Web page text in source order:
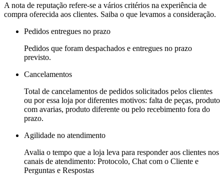
A nota de reputação refere-se a vários critérios na experiência de
compra oferecida aos clientes. Saiba o que levamos a consideração.
Pedidos entregues no prazo
Pedidos que foram despachados e entregues no prazo
previsto.
Cancelamentos
Total de cancelamentos de pedidos solicitados pelos clientes
ou por essa loja por diferentes motivos: falta de peças, produto
com avarias, produto diferente ou pelo recebimento fora do
prazo.
Agilidade no atendimento
Avalia o tempo que a loja leva para responder aos clientes nos
canais de atendimento: Protocolo, Chat com o Cliente e
Perguntas e Respostas